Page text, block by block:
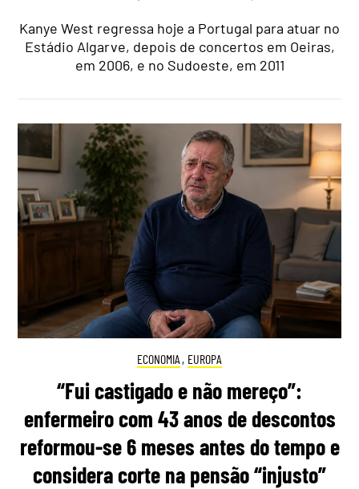
Kanye West regressa hoje a Portugal para atuar no
Estádio Algarve, depois de concertos em Oeiras,
em 2006, e no Sudoeste, em 2011
ECONOMIA , EUROPA
“Fui castigado e não mereço”:
enfermeiro com 43 anos de descontos
reformou-se 6 meses antes do tempo e
considera corte na pensão “injusto”